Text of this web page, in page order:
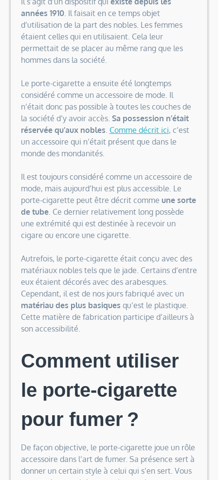
années 1910. Il faisait en ce temps objet
d’utilisation de la part des nobles. Les femmes
étaient celles qui en utilisaient. Cela leur
permettait de se placer au même rang que les
hommes dans la société.
Le porte-cigarette a ensuite été longtemps
considéré comme un accessoire de mode. Il
n’était donc pas possible à toutes les couches de
la société d’y avoir accès. Sa possession n’était
réservée qu’aux nobles Comme décrit ici, c’est
un accessoire qui n’était présent que dans le
monde des mondanités.
Il est toujours considéré comme un accessoire de
mode, mais aujourd’hui est plus accessible. Le
porte-cigarette peut être décrit comme une sorte
de tube. Ce dernier relativement long possède
une extrémité qui est destinée à recevoir un
cigare ou encore une cigarette.
Autrefois, le porte-cigarette était conçu avec des
matériaux nobles tels que le jade. Certains d’entre
eux étaient décorés avec des arabesques.
Cependant, il est de nos jours fabriqué avec un
matériau des plus basiques qu’est le plastique.
Cette matière de fabrication participe d’ailleurs à
son accessibilité.
Comment utiliser
le porte-cigarette
pour fumer ?
De façon objective, le porte-cigarette joue un rôle
accessoire dans l’art de fumer. Sa présence sert à
donner un certain style à celui qui s’en sert. Vous